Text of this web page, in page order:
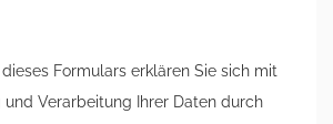
Formulars erklären Sie sich mit
Verarbeitung Ihrer Daten durch